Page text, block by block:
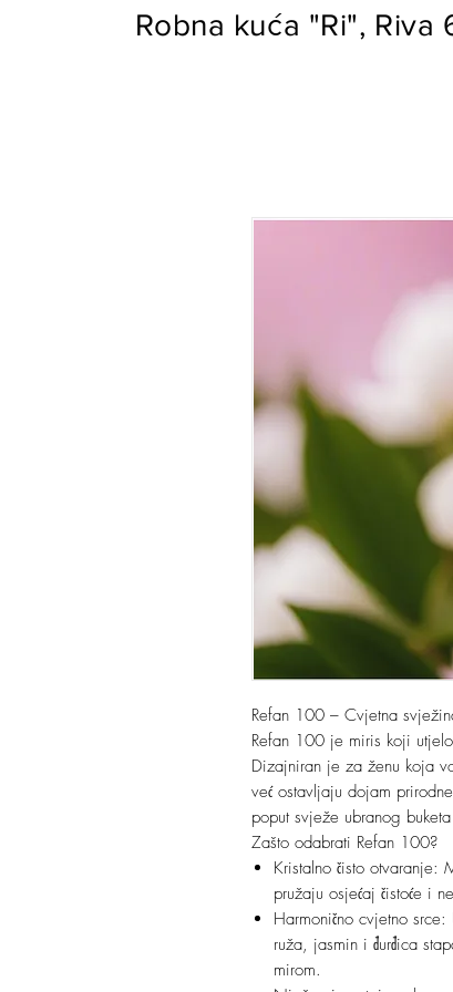
Robna kuća "Ri",
Refan 100 – Cvjetna
Refan 100 je miris koji
Dizajniran je za ženu koja
već ostavljaju dojam
poput svježe ubranog
Zašto odabrati Refan 100?
Kristalno čisto otvaranje:
pružaju osjećaj čistoće i
Harmonično cvjetno
ruža, jasmin i đurđica
mirom.